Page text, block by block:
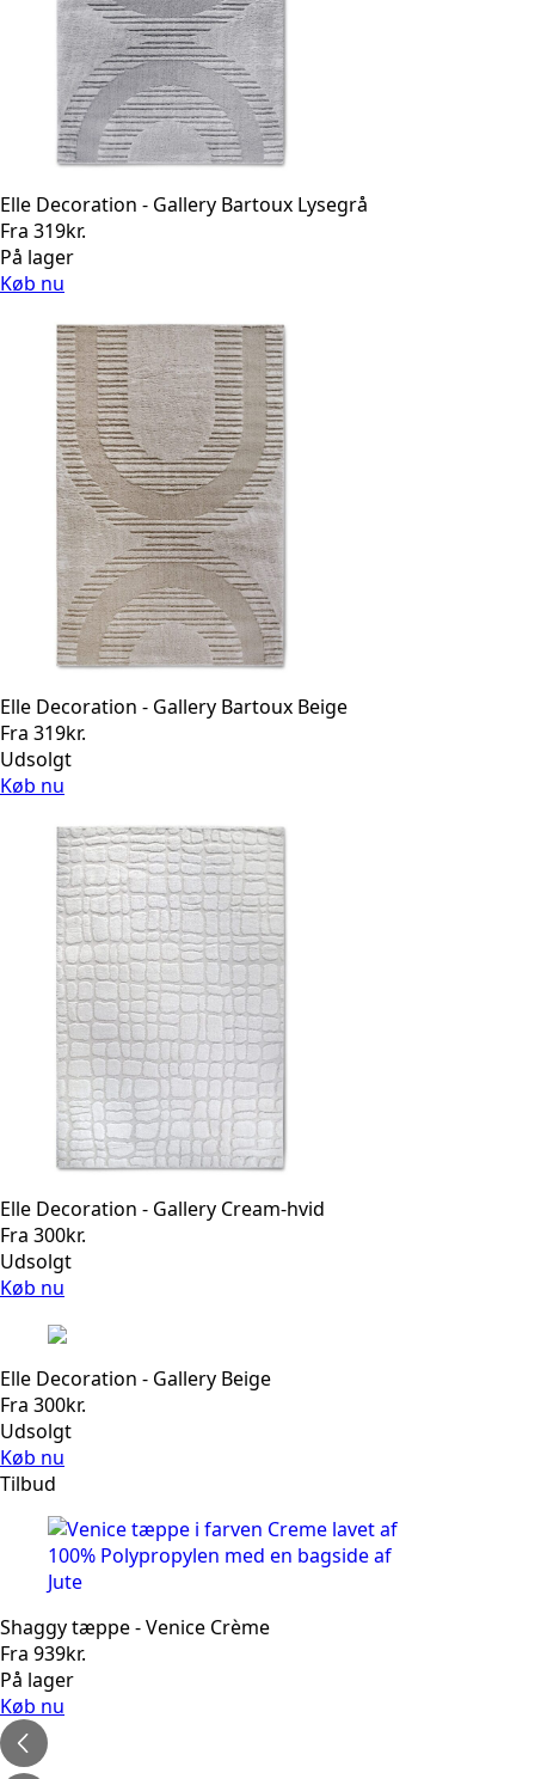
Elle Decoration - Gallery Bartoux Lysegrå
Fra 319kr.
På lager
Køb nu
Elle Decoration - Gallery Bartoux Beige
Fra 319kr.
Udsolgt
Køb nu
Elle Decoration - Gallery Cream-hvid
Fra 300kr.
Udsolgt
Køb nu
Elle Decoration - Gallery Beige
Fra 300kr.
Udsolgt
Køb nu
Tilbud
Shaggy tæppe - Venice Crème
Fra 939kr.
På lager
Køb nu